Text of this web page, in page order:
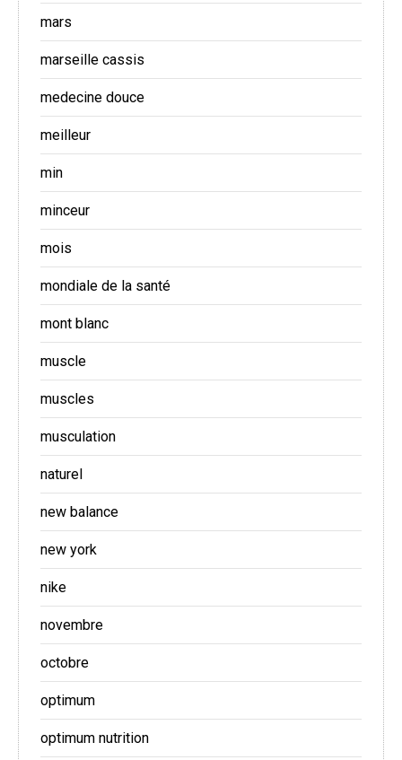
mars
marseille cassis
medecine douce
meilleur
min
minceur
mois
mondiale de la santé
mont blanc
muscle
muscles
musculation
naturel
new balance
new york
nike
novembre
octobre
optimum
optimum nutrition